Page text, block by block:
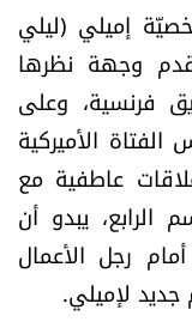
إميلي (ليلي
وجهة نظرها
فرنسية، وعلى
الأميركية
عاطفية مع
الرابع، يبدو أن
رجل الأعمال
جديد لإميلي.